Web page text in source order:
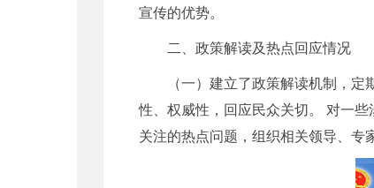
宣传的优势。
二、政策解读及热点回应情况
（一）建立了政策解读机制，定期
性、权威性，回应民众关切。 对一
关注的热点问题，组织相关领导、专